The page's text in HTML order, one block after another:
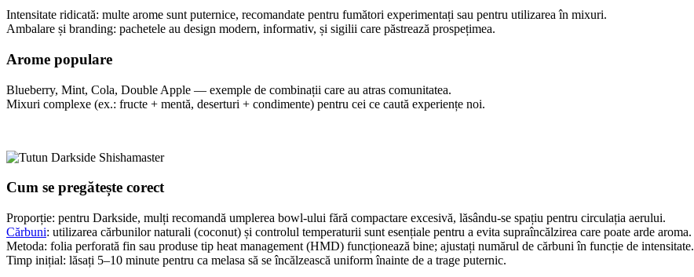
Intensitate ridicată: multe arome sunt puternice, recomandate pentru fumători experimentați sau pentru utilizarea în mixuri.
Ambalare și branding: pachetele au design modern, informativ, și sigilii care păstrează prospețimea.
Arome populare
Blueberry, Mint, Cola, Double Apple — exemple de combinații care au atras comunitatea.
Mixuri complexe (ex.: fructe + mentă, deserturi + condimente) pentru cei ce caută experiențe noi.
Cum se pregătește corect
Proporție: pentru Darkside, mulți recomandă umplerea bowl-ului fără compactare excesivă, lăsându-se spațiu pentru circulația aerului.
Cărbuni: utilizarea cărbunilor naturali (coconut) și controlul temperaturii sunt esențiale pentru a evita supraîncălzirea care poate arde aroma.
Metoda: folia perforată fin sau produse tip heat management (HMD) funcționează bine; ajustați numărul de cărbuni în funcție de intensitate.
Timp inițial: lăsați 5–10 minute pentru ca melasa să se încălzească uniform înainte de a trage puternic.